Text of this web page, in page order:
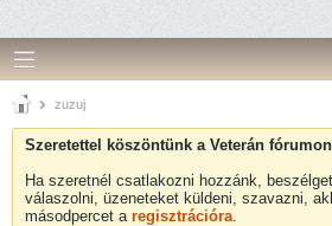
zuzuj
Szeretettel köszöntünk a Veterán
Ha szeretnél csatlakozni hozzánk,
válaszolni, üzeneteket küldeni, szavazni,
másodpercet a regisztrációra.